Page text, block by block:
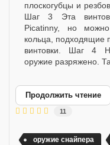
плоскогубцы и
Шаг 3 Эта
Picatinny, но
кольца, подходящие
винтовки. Шаг 4
оружие разряжено.
Продолжить чтение
11
оружие снайпера